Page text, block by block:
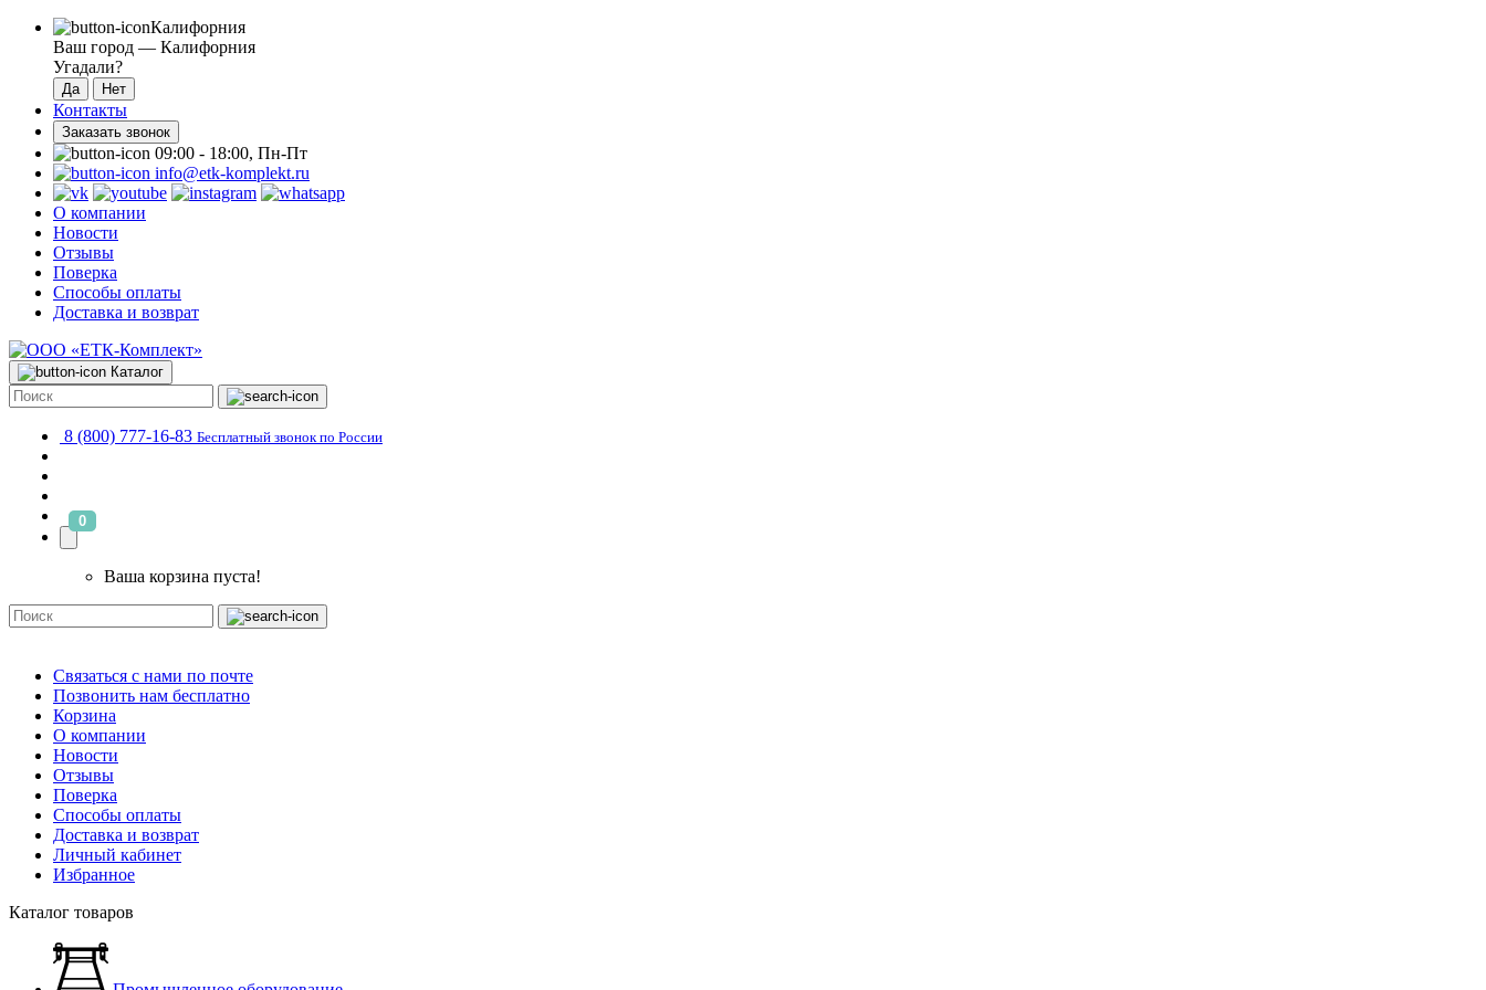
Калифорния
Ваш город — Калифорния
Угадали?
Контакты
Заказать звонок
09:00 - 18:00, Пн-Пт
info@etk-komplekt.ru
О компании
Новости
Отзывы
Поверка
Способы оплаты
Доставка и возврат
Каталог
8 (800) 777-16-83 Бесплатный звонок по России
0
Ваша корзина пуста!
Связаться с нами по почте
Позвонить нам бесплатно
Корзина
О компании
Новости
Отзывы
Поверка
Способы оплаты
Доставка и возврат
Личный кабинет
Избранное
Каталог товаров